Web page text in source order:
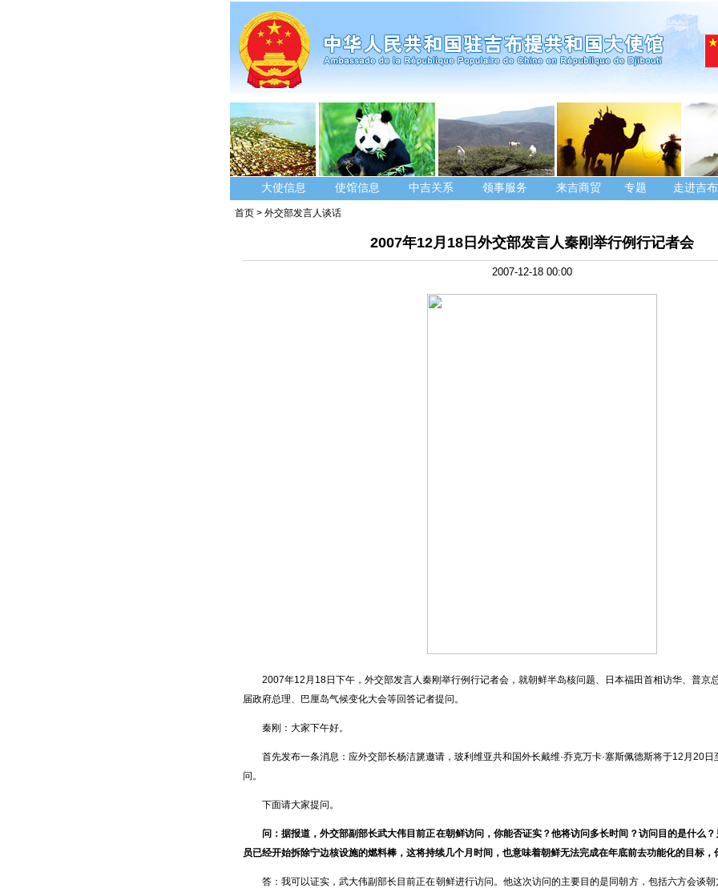
大使信息 使馆信息 中吉关系 领事服务 来吉商贸 专题 走进吉
首页 > 外交部发言人谈话
2007年12月18日外交部发言人秦刚举行例行记者会
2007-12-18 00:00
2007年12月18日下午，外交部发言人秦刚举行例行记者会，就朝鲜半岛核问题、日本福田首相访华、普京
届政府总理、巴厘岛气候变化大会等回答记者提问。
秦刚：大家下午好。
首先发布一条消息：应外交部长杨洁篪邀请，玻利维亚共和国外长戴维·乔克万卡·塞斯佩德斯将于12月20日
问。
下面请大家提问。
问：据报道，外交部副部长武大伟目前正在朝鲜访问，你能否证实？他将访问多长时间？访问目的是什么
员已经开始拆除宁边核设施的燃料棒，这将持续几个月时间，也意味着朝鲜无法完成在年底前去功能化的目标，
答：我可以证实，武大伟副部长目前正在朝鲜进行访问。他这次访问的主要目的是同朝方，包括六方会谈朝